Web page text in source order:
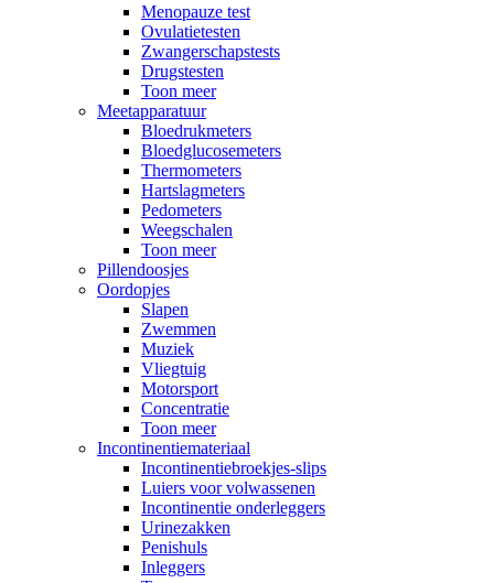
Menopauze test
Ovulatietesten
Zwangerschapstests
Drugstesten
Toon meer
Meetapparatuur
Bloedrukmeters
Bloedglucosemeters
Thermometers
Hartslagmeters
Pedometers
Weegschalen
Toon meer
Pillendoosjes
Oordopjes
Slapen
Zwemmen
Muziek
Vliegtuig
Motorsport
Concentratie
Toon meer
Incontinentiemateriaal
Incontinentiebroekjes-slips
Luiers voor volwassenen
Incontinentie onderleggers
Urinezakken
Penishuls
Inleggers